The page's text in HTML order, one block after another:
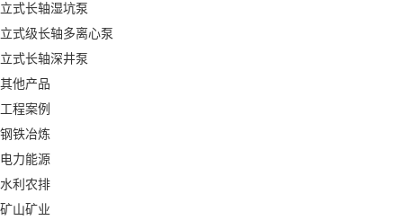
立式长轴湿坑泵
立式级长轴多离心泵
立式长轴深井泵
其他产品
工程案例
钢铁冶炼
电力能源
水利农排
矿山矿业